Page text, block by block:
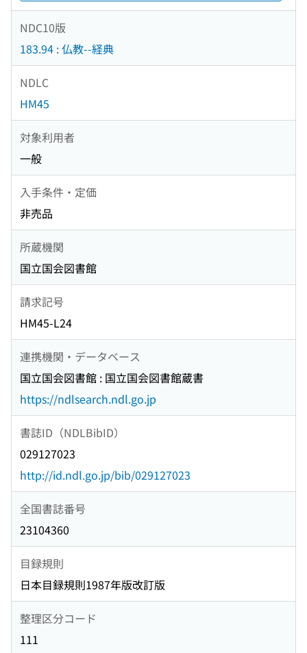
NDC10版
183.94 : 仏教--経典
NDLC
HM45
対象利用者
一般
入手条件・定価
非売品
所蔵機関
国立国会図書館
請求記号
HM45-L24
連携機関・データベース
国立国会図書館 : 国立国会図書館蔵書
https://ndlsearch.ndl.go.jp
書誌ID（NDLBibID）
029127023
http://id.ndl.go.jp/bib/029127023
全国書誌番号
23104360
目録規則
日本目録規則1987年版改訂版
整理区分コード
111